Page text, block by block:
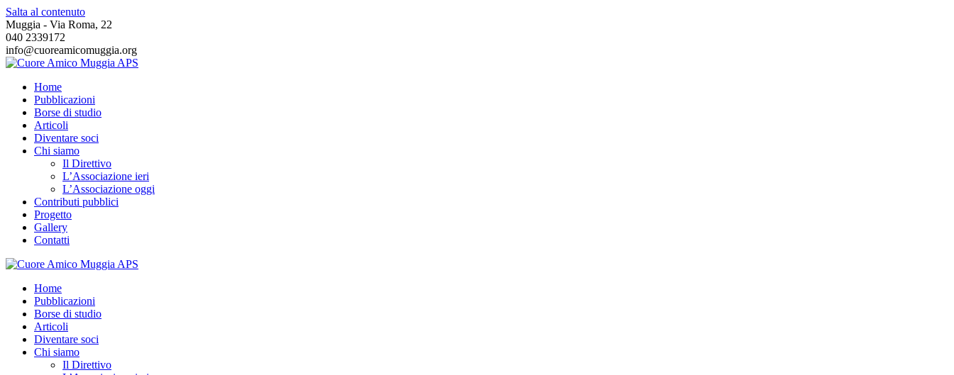
Salta al contenuto
Muggia - Via Roma, 22
040 2339172
info@cuoreamicomuggia.org
Home
Pubblicazioni
Borse di studio
Articoli
Diventare soci
Chi siamo
Il Direttivo
L’Associazione ieri
L’Associazione oggi
Contributi pubblici
Progetto
Gallery
Contatti
Home
Pubblicazioni
Borse di studio
Articoli
Diventare soci
Chi siamo
Il Direttivo